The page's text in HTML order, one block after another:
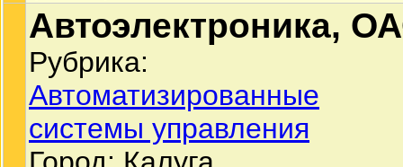
Автоэлектроника,
Рубрика:
Автоматизированные
системы управления